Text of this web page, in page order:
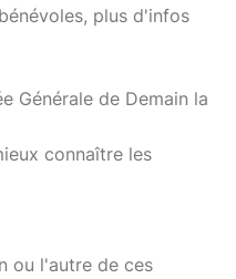
plus d'infos
Générale de Demain la
connaître les
ou l'autre de ces